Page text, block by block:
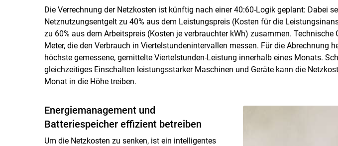
Die Verrechnung der Netzkosten ist künftig nach einer 40:60-Logik geplant: Dabei
Netznutzungsentgelt zu 40% aus dem Leistungspreis (Kosten für die
zu 60% aus dem Arbeitspreis (Kosten je verbrauchter kWh) zusammen. Technische
Meter, die den Verbrauch in Viertelstundenintervallen messen. Für die Abrechnung
höchste gemessene, gemittelte Viertelstunden-Leistung innerhalb eines Monats.
gleichzeitiges Einschalten leistungsstarker Maschinen und Geräte kann die
Monat in die Höhe treiben.
Energiemanagement und
Batteriespeicher effizient betreiben
Um die Netzkosten zu senken, ist ein intelligentes